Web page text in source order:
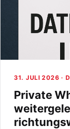
31. JULI 2026 ·
Private